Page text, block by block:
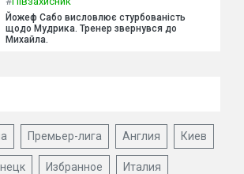
Йожеф Сабо висловлює стурбованість
щодо Мудрика. Тренер звернувся до
Михайла.
Премьер-лига Англия Киев
Избранное Италия